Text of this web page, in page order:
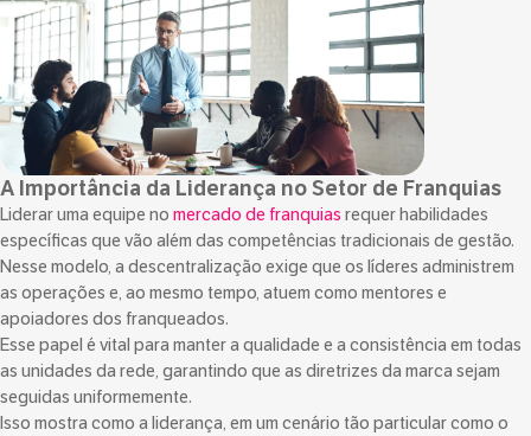
A Importância da Liderança no Setor de Franquias
Liderar uma equipe no mercado de franquias requer habilidades
específicas que vão além das competências tradicionais de gestão.
Nesse modelo, a descentralização exige que os líderes administrem
as operações e, ao mesmo tempo, atuem como mentores e
apoiadores dos franqueados.
Esse papel é vital para manter a qualidade e a consistência em todas
as unidades da rede, garantindo que as diretrizes da marca sejam
seguidas uniformemente.
Isso mostra como a liderança, em um cenário tão particular como o